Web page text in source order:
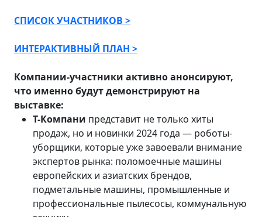
СПИСОК УЧАСТНИКОВ >
ИНТЕРАКТИВНЫЙ ПЛАН >
Компании-участники активно анонсируют,
что именно будут демонстрируют на
выставке:
Т-Компани представит не только хиты
продаж, но и новинки 2024 года — роботы-
уборщики, которые уже завоевали внимание
экспертов рынка: поломоечные машины
европейских и азиатских брендов,
подметальные машины, промышленные и
профессиональные пылесосы, коммунальную